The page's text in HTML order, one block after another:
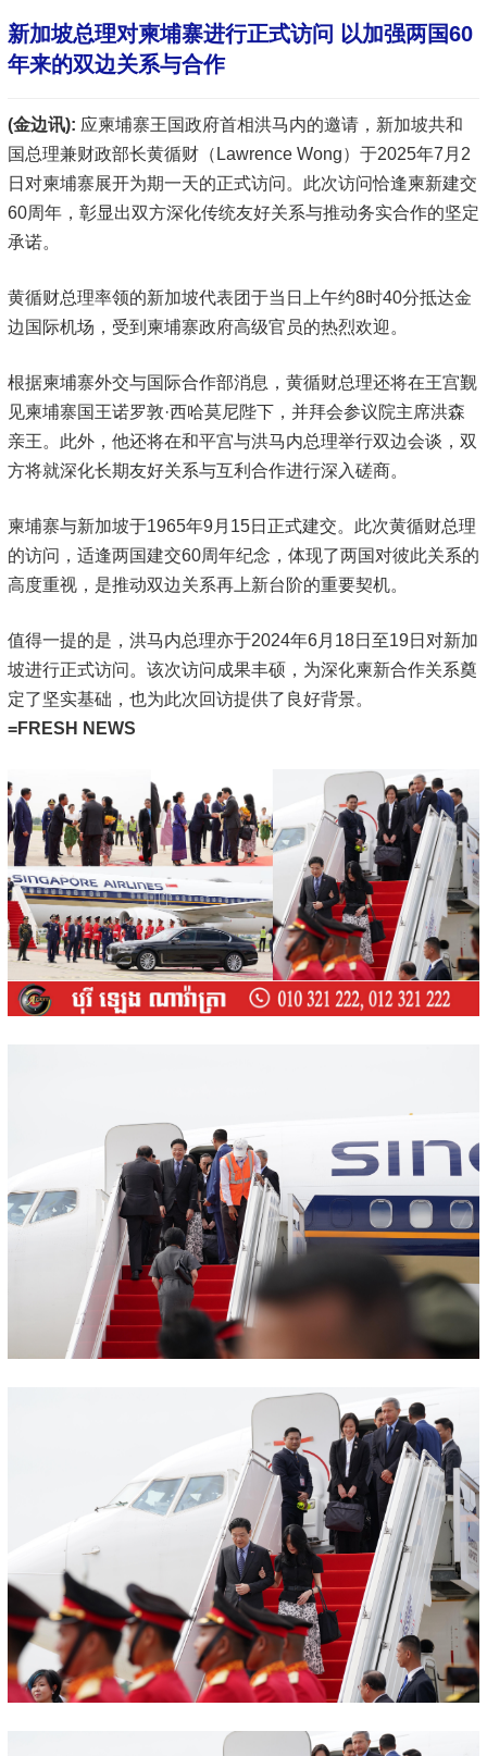
新加坡总理对柬埔寨进行正式访问 以加强两国60
年来的双边关系与合作
(金边讯): 应柬埔寨王国政府首相洪马内的邀请，新加坡共和
国总理兼财政部长黄循财（Lawrence Wong）于2025年7月2
日对柬埔寨展开为期一天的正式访问。此次访问恰逢柬新建交
60周年，彰显出双方深化传统友好关系与推动务实合作的坚定
承诺。
黄循财总理率领的新加坡代表团于当日上午约8时40分抵达金
边国际机场，受到柬埔寨政府高级官员的热烈欢迎。
根据柬埔寨外交与国际合作部消息，黄循财总理还将在王宫觐
见柬埔寨国王诺罗敦·西哈莫尼陛下，并拜会参议院主席洪森
亲王。此外，他还将在和平宫与洪马内总理举行双边会谈，双
方将就深化长期友好关系与互利合作进行深入磋商。
柬埔寨与新加坡于1965年9月15日正式建交。此次黄循财总理
的访问，适逢两国建交60周年纪念，体现了两国对彼此关系的
高度重视，是推动双边关系再上新台阶的重要契机。
值得一提的是，洪马内总理亦于2024年6月18日至19日对新加
坡进行正式访问。该次访问成果丰硕，为深化柬新合作关系奠
定了坚实基础，也为此次回访提供了良好背景。
=FRESH NEWS